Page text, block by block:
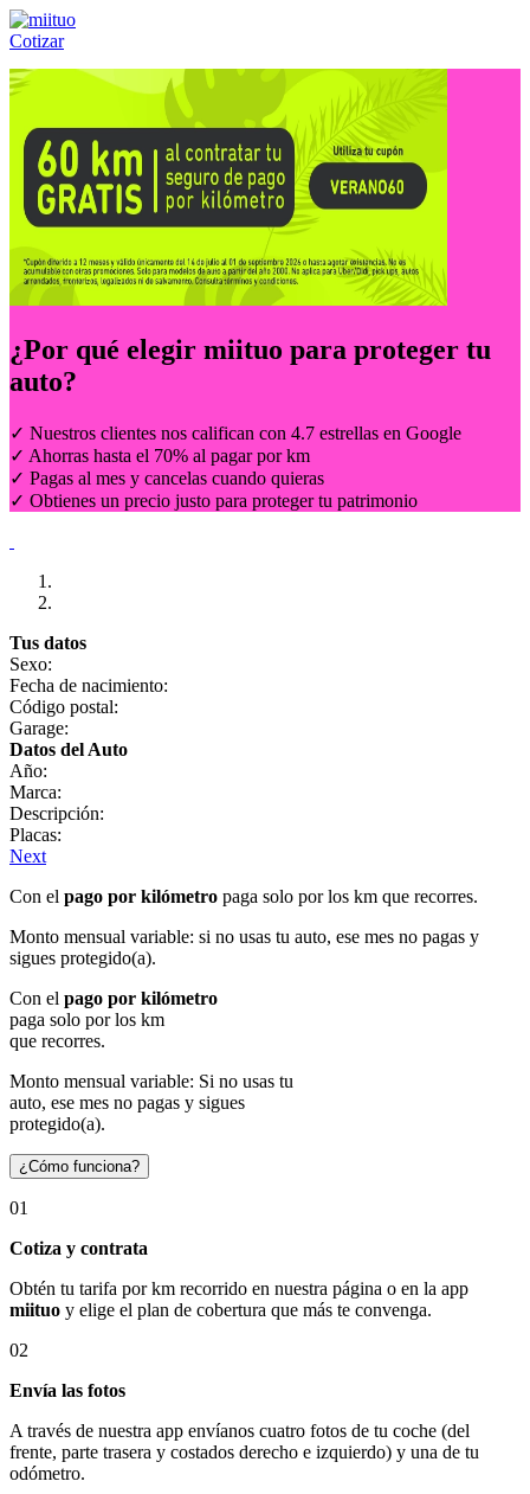
Cotizar
Llámanos al:(55) 84-21-05-00 ó
¿Por qué elegir miituo para proteger tu
auto?
✓ Nuestros clientes nos califican con 4.7 estrellas en Google
✓ Ahorras hasta el 70% al pagar por km
✓ Pagas al mes y cancelas cuando quieras
✓ Obtienes un precio justo para proteger tu patrimonio
Tus datos
Sexo:
Fecha de nacimiento:
Código postal:
Garage:
Datos del Auto
Año:
Marca:
Descripción:
Placas:
Next
Con el pago por kilómetro paga solo por los km que recorres.
Monto mensual variable: si no usas tu auto, ese mes no pagas y
sigues protegido(a).
Con el pago por kilómetro
paga solo por los km
que recorres.
Monto mensual variable: Si no usas tu
auto, ese mes no pagas y sigues
protegido(a).
¿Cómo funciona?
01
Cotiza y contrata
Obtén tu tarifa por km recorrido en nuestra página o en la app
miituo y elige el plan de cobertura que más te convenga.
02
Envía las fotos
A través de nuestra app envíanos cuatro fotos de tu coche (del
frente, parte trasera y costados derecho e izquierdo) y una de tu
odómetro.